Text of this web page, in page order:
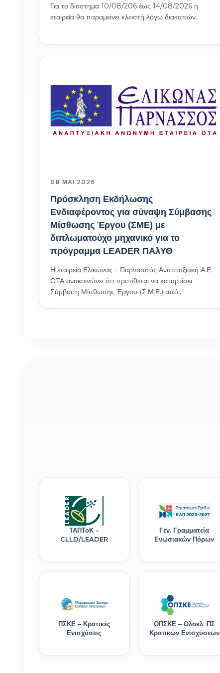
Για το διάστημα 10/08/206 έως 14/08/2026 η
εταιρεία θα παραμείνει κλειστή λόγω διακοπών.
08 ΜΆΙ 2026
Πρόσκληση Εκδήλωσης
Ενδιαφέροντος για σύναψη Σύμβασης
Μίσθωσης Έργου (ΣΜΕ) με
διπλωματούχο μηχανικό για το
πρόγραμμα LEADER ΠΑλΥΘ
Η εταιρεία Ελικώνας – Παρνασσός Αναπτυξιακή Α.Ε.
ΟΤΑ ανακοινώνει ότι προτίθεται να καταρτίσει
Σύμβαση Μίσθωσης Έργου (Σ.Μ.Ε.) από…
ΤΑΠΤοΚ –
CLLD/LEADER
Γεν. Γραμματεία
Ενωσιακών Πόρων
ΠΣΚΕ – Κρατικές
Ενισχύσεις
ΟΠΣΚΕ – Ολοκλ. ΠΣ
Κρατικών Ενισχύσεων